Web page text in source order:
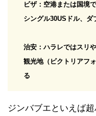
ビザ：空港または国境
シングル30USドル、ダ
治安：ハラレではスリ
観光地（ビクトリアフ
る
ジンバブエといえば